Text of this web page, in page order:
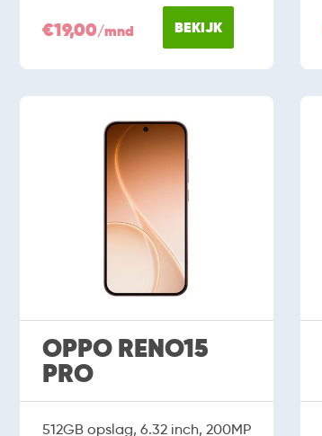
€19,00/mnd BEKIJK
OPPO RENO15
PRO
512GB opslag, 6.32 inch, 200MP